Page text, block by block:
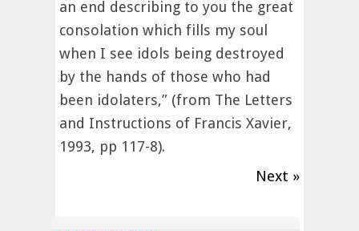
an end describing to you the great
consolation which fills my soul
when I see idols being destroyed
by the hands of those who had
been idolaters,” (from The Letters
and Instructions of Francis Xavier,
1993, pp 117-8).
Next »